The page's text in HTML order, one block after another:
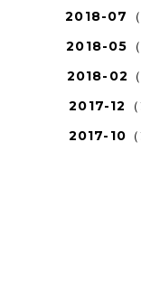
2018-07（
2018-05（
2018-02（
2017-12（
2017-10（